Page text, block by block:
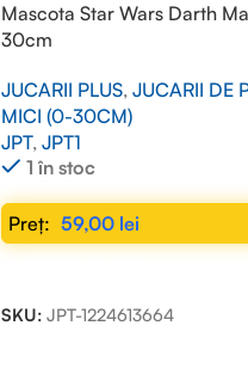
Mascota Star Wars Darth
30cm
JUCARII PLUS, JUCARII DE
MICI (0-30CM)
JPT, JPT1
1 în stoc
59,00 lei
SKU: JPT-1224613664